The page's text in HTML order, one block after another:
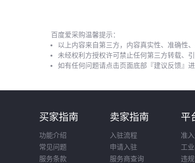
百度爱采购温馨提示：
以上内容来自第三方，内容真实性、准确性
未经权利方授权许可禁止任何第三方转载、
如有任何问题请点击页面底部『建议反馈』
买家指南
功能介绍
常见问题
服务条款
卖家指南
入驻流程
申请入驻
服务商查询
平
准
工
违